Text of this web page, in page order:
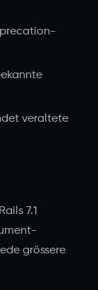
veraltete
7.1
grössere